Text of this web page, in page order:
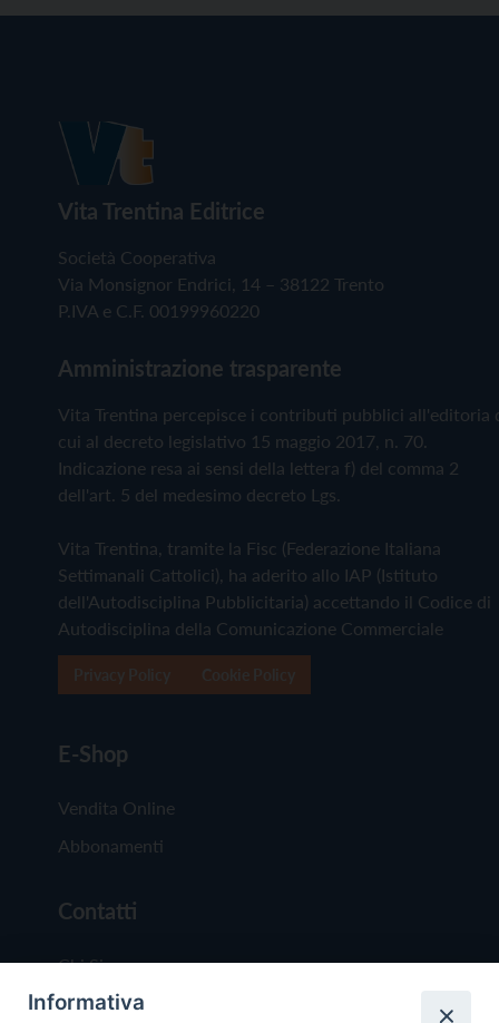
Vita Trentina Editrice
Società Cooperativa
Via Monsignor Endrici, 14 – 38122 Trento
P.IVA e C.F. 00199960220
Amministrazione trasparente
Vita Trentina percepisce i contributi pubblici all'editoria
cui al decreto legislativo 15 maggio 2017, n. 70.
Indicazione resa ai sensi della lettera f) del comma 2
dell'art. 5 del medesimo decreto Lgs.
Vita Trentina, tramite la Fisc (Federazione Italiana
Settimanali Cattolici), ha aderito allo IAP (Istituto
dell'Autodisciplina Pubblicitaria) accettando il Codice di
Autodisciplina della Comunicazione Commerciale
E-Shop
Vendita Online
Abbonamenti
Contatti
Chi Siamo
Redazione
Informativa